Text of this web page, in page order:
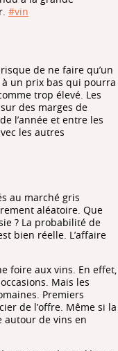
#vin
de ne faire qu’un
à un prix bas qui pourra
trop élevé. Les
des marges de
l’année et entre les
les autres
au marché gris
aléatoire. Que
? La probabilité de
bien réelle. L’affaire
foire aux vins. En effet,
Mais les
Premiers
de l’offre. Même si la
autour de vins en